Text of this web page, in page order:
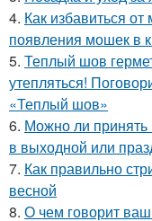
4. Как избавиться
появления мошек в
5. Теплый шов
утепляться!
«Теплый шов»
6. Можно ли принять
в выходной или
7. Как правильно
весной
8. О чем говорит